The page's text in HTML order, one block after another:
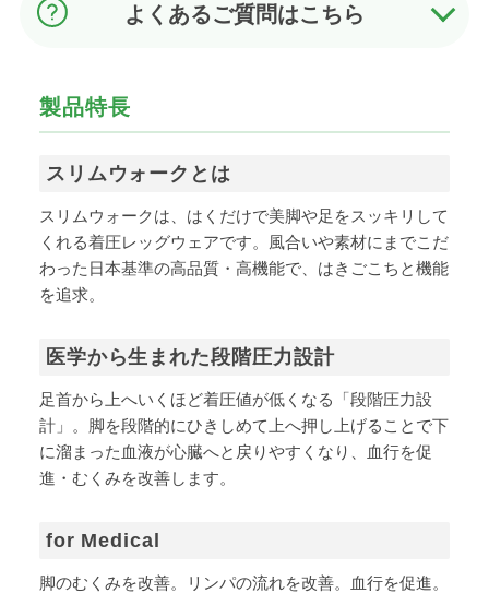
よくあるご質問はこちら
製品特長
スリムウォークとは
スリムウォークは、はくだけで美脚や足をスッキリして
くれる着圧レッグウェアです。風合いや素材にまでこだ
わった日本基準の高品質・高機能で、はきごこちと機能
を追求。
医学から生まれた段階圧力設計
足首から上へいくほど着圧値が低くなる「段階圧力設
計」。脚を段階的にひきしめて上へ押し上げることで下
に溜まった血液が心臓へと戻りやすくなり、血行を促
進・むくみを改善します。
for Medical
脚のむくみを改善。リンパの流れを改善。血行を促進。